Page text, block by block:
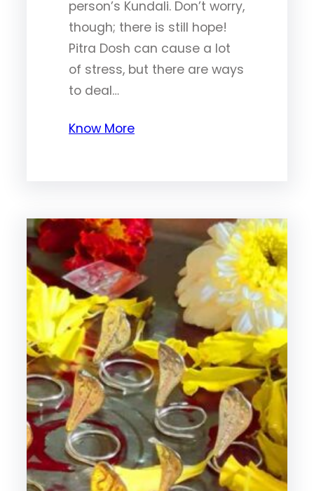
person’s Kundali. Don’t worry,
though; there is still hope!
Pitra Dosh can cause a lot
of stress, but there are ways
to deal…
Know More